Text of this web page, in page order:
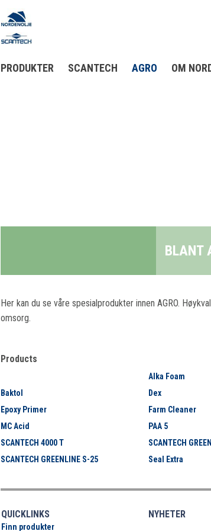
PRODUKTER SCANTECH AGRO OM
BLANT ANNET RENGJØRING AV
Her kan du se våre spesialprodukter innen AGRO.
omsorg.
Products
Baktol
Epoxy Primer
MC Acid
SCANTECH 4000 T
SCANTECH GREENLINE S-25
Alka Foam
Dex
Farm Cleaner
PAA 5
SCANTECH
Seal Extra
QUICKLINKS
Finn produkter
NYHETER